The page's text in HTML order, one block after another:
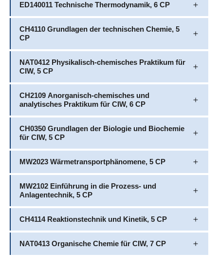
ED140011 Technische Thermodynamik, 6 CP
CH4110 Grundlagen der technischen Chemie, 5
CP
NAT0412 Physikalisch-chemisches Praktikum für
CIW, 5 CP
CH2109 Anorganisch-chemisches und
analytisches Praktikum für CIW, 6 CP
CH0350 Grundlagen der Biologie und Biochemie
für CIW, 5 CP
MW2023 Wärmetransportphänomene, 5 CP
MW2102 Einführung in die Prozess- und
Anlagentechnik, 5 CP
CH4114 Reaktionstechnik und Kinetik, 5 CP
NAT0413 Organische Chemie für CIW, 7 CP